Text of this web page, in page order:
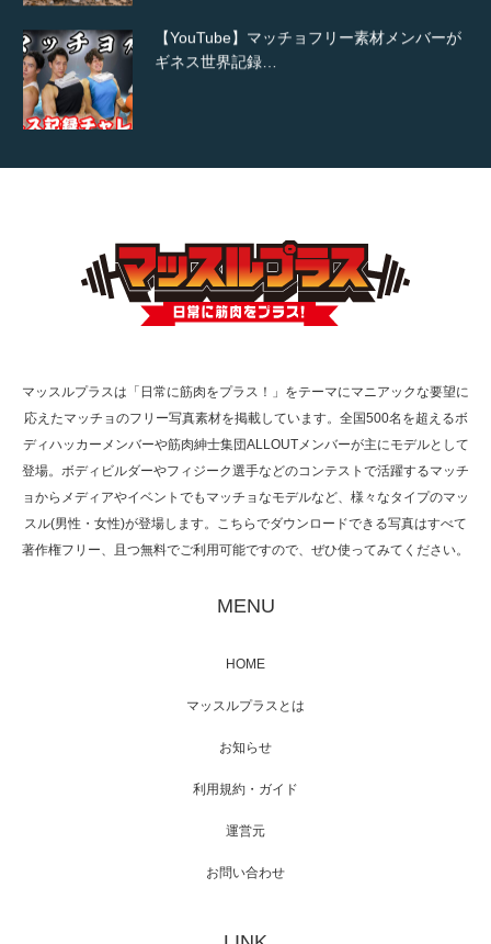
【YouTube】マッチョフリー素材メンバーが
ギネス世界記録…
【TV】TBS番組「ひるおび」にてマッスルプ
TOKYO FMラジオ番組「ONE MORNING」
で紹介さ…
た（6/8放送）
映画「メカバース」舞台挨拶へマッスルプラ
【TV】NHK BS「COOL JAPAN 」にてマッス
マッスルプラスは「日常に筋肉をプラス！」をテーマにマニアックな要望に
応えたマッチョのフリー写真素材を掲載しています。全国500名を超えるボ
ディハッカーメンバーや筋肉紳士集団ALLOUTメンバーが主にモデルとして
登場。ボディビルダーやフィジーク選手などのコンテストで活躍するマッチ
ョからメディアやイベントでもマッチョなモデルなど、様々なタイプのマッ
スル(男性・女性)が登場します。こちらでダウンロードできる写真はすべて
著作権フリー、且つ無料でご利用可能ですので、ぜひ使ってみてください。
MENU
HOME
マッスルプラスとは
お知らせ
利用規約・ガイド
運営元
お問い合わせ